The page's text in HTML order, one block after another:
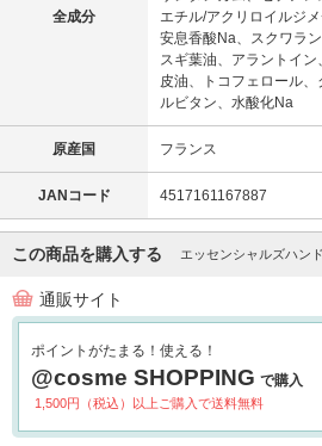
全成分
エチル/アクリロイルジ
安息香酸Na、スクワラ
スギ葉油、アラントイ
皮油、トコフェロール
ルビタン、水酸化Na
原産国 フランス
JANコード 4517161167887
この商品を購入する エッセンシャルズハン
通販サイト
ポイントがたまる！使える！
@cosme SHOPPING で購入
1,500円（税込）以上ご購入で送料無料